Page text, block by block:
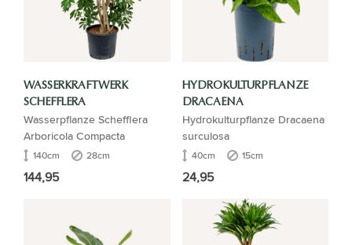
WASSERKRAFTWERK
SCHEFFLERA
Wasserpflanze Schefflera
Arboricola Compacta
140cm 28cm
144,95
HYDROKULTURPFLANZE
DRACAENA
Hydrokulturpflanze Dracaena
surculosa
40cm 15cm
24,95